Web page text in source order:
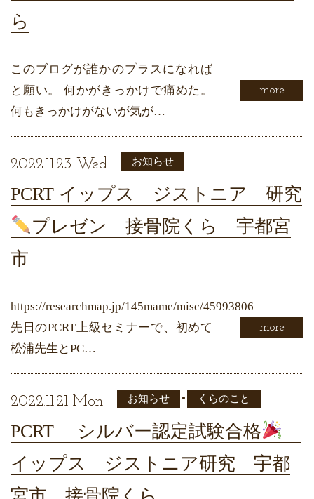
ら
このブログが誰かのプラスになれば
と願い。 何かがきっかけで痛めた。
何もきっかけがないが気が…
more
2022.11.23 Wed. お知らせ
PCRT イップス ジストニア 研究
プレゼン 接骨院くら 宇都宮
市
https://researchmap.jp/145mame/misc/45993806
先日のPCRT上級セミナーで、初めて
松浦先生とPC…
more
2022.11.21 Mon. お知らせ • くらのこと
PCRT シルバー認定試験合格
イップス ジストニア研究 宇都